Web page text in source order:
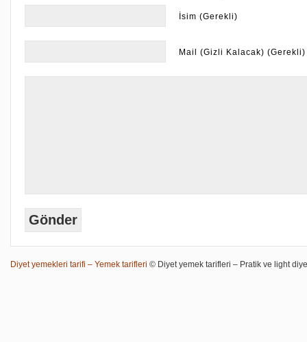
İsim (Gerekli)
Mail (Gizli Kalacak) (Gerekli)
Diyet yemekleri tarifi – Yemek tarifleri © Diyet yemek tarifleri – Pratik ve light